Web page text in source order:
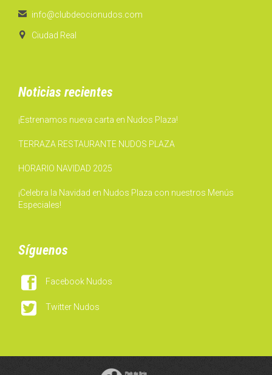
 info@clubdeocionudos.com
 Ciudad Real
Noticias recientes
¡Estrenamos nueva carta en Nudos Plaza!
TERRAZA RESTAURANTE NUDOS PLAZA
HORARIO NAVIDAD 2025
¡Celebra la Navidad en Nudos Plaza con nuestros Menús
Especiales!
Síguenos
 Facebook Nudos
 Twitter Nudos